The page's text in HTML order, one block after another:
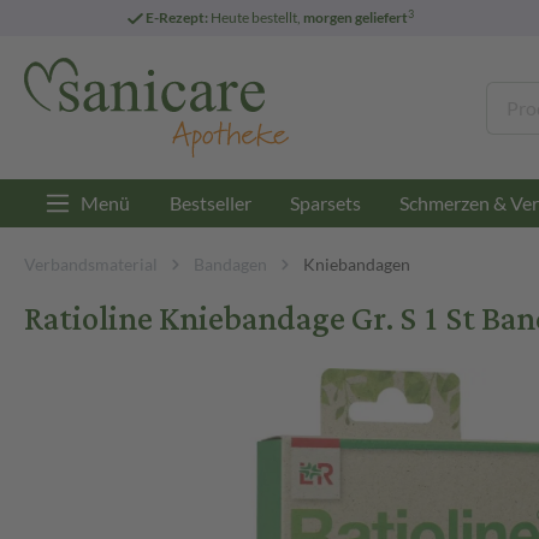
E-Rezept: Heute bestellt, morgen geliefert3
Menü Bestseller Sparsets Schmerzen &
Verbandsmaterial Bandagen Kniebandagen
Ratioline Kniebandage Gr. S 1 St